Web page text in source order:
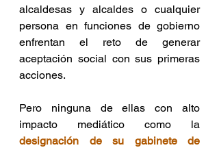
alcaldesas y alcaldes o cualquier
persona en funciones de gobierno
enfrentan el reto de generar
aceptación social con sus primeras
acciones.
Pero ninguna de ellas con alto
designación de su gabinete de